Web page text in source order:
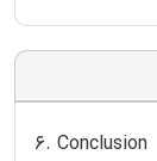
6. Conclusion